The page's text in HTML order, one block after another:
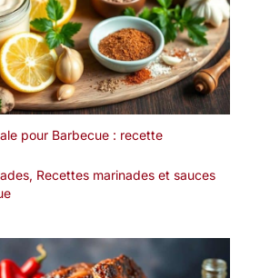
résistantes à la chaleur.
Facile à laver et propre à
nettoyer dans votre lave-
vaisselle.
LA PINCE
DE CUISINE PARFAITE -
Emballé avec des pinces
à aliments polies de
pièces avec une
pour les cantines d'hôtel,
la cuisine décontractée
pour Barbecue : recette
, Recettes marinades et sauces